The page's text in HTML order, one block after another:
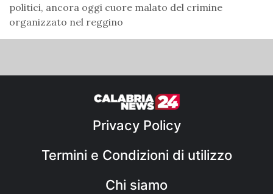
politici, ancora oggi cuore malato del crimine
organizzato nel reggino
Privacy Policy
Termini e Condizioni di utilizzo
Chi siamo